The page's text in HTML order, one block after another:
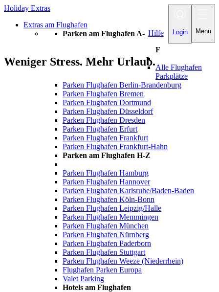
Menu
Login
Hilfe
Weniger Stress. Mehr Urlaub.
Holiday Extras
Extras am Flughafen
Parken am Flughafen A-
F
Alle Flughafen
Parkplätze
Parken Flughafen Berlin-Brandenburg
Parken Flughafen Bremen
Parken Flughafen Dortmund
Parken Flughafen Düsseldorf
Parken Flughafen Dresden
Parken Flughafen Erfurt
Parken Flughafen Frankfurt
Parken Flughafen Frankfurt-Hahn
Parken am Flughafen H-Z
Parken Flughafen Hamburg
Parken Flughafen Hannover
Parken Flughafen Karlsruhe/Baden-Baden
Parken Flughafen Köln-Bonn
Parken Flughafen Leipzig/Halle
Parken Flughafen Memmingen
Parken Flughafen München
Parken Flughafen Nürnberg
Parken Flughafen Paderborn
Parken Flughafen Stuttgart
Parken Flughafen Weeze (Niederrhein)
Flughafen Parken Europa
Valet Parking
Hotels am Flughafen